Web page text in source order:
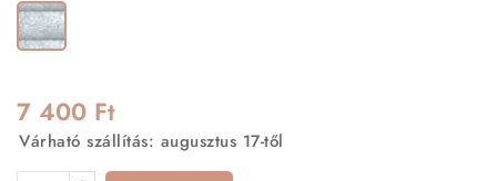
Ezüst
7 400 Ft
Várható szállítás: augusztus 17-től